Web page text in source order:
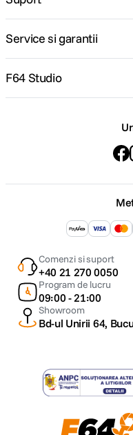
Service si garantii
F64 Studio
Comenzi si suport
+40 21 270 0050
Program de lucru
09:00 - 21:00
Showroom
Bd-ul Unirii 64,